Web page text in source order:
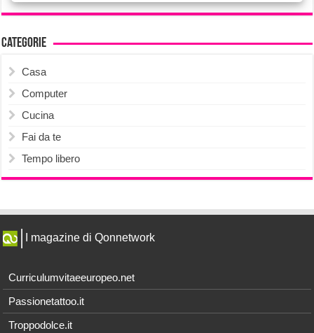
Categorie
Casa
Computer
Cucina
Fai da te
Tempo libero
I magazine di Qonnetwork
Curriculumvitaeeuropeo.net
Passionetattoo.it
Troppodolce.it